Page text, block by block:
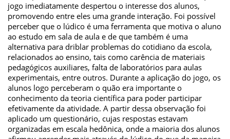
jogo imediatamente despertou o interesse dos alunos,
promovendo entre eles uma grande interação. Foi possível
perceber que o lúdico é uma ferramenta que motiva o aluno
ao estudo em sala de aula e de que também é uma
alternativa para driblar problemas do cotidiano da escola,
relacionados ao ensino, tais como carência de materiais
pedagógicos auxiliares, falta de laboratórios para aulas
experimentais, entre outros. Durante a aplicação do jogo, os
alunos logo perceberam o quão era importante o
conhecimento da teoria científica para poder participar
efetivamente da atividade. A partir dessa observação foi
aplicado um questionário, cujas respostas estavam
organizadas em escala hedônica, onde a maioria dos alunos